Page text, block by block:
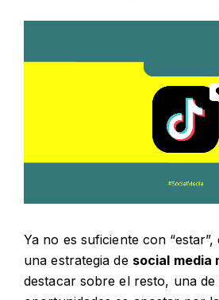
Ya no es suficiente con
una estrategia de social media
destacar sobre el resto, una de